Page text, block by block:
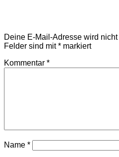
Deine E-Mail-Adresse wird
Felder sind mit* markiert
Kommentar *
Name *